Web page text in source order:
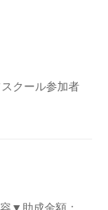
クール参加者
▼助成金額：